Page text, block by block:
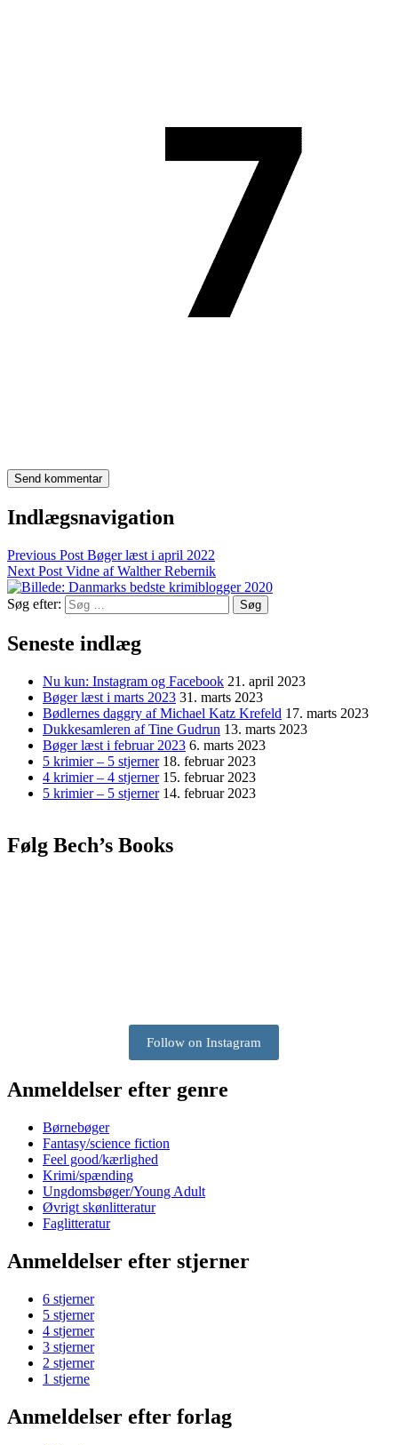
Indlægsnavigation
Previous Post Bøger læst i april 2022
Next Post Vidne af Walther Rebernik
Søg efter:
Seneste indlæg
Nu kun: Instagram og Facebook 21. april 2023
Bøger læst i marts 2023 31. marts 2023
Bødlernes daggry af Michael Katz Krefeld 17. marts 2023
Dukkesamleren af Tine Gudrun 13. marts 2023
Bøger læst i februar 2023 6. marts 2023
5 krimier – 5 stjerner 18. februar 2023
4 krimier – 4 stjerner 15. februar 2023
5 krimier – 5 stjerner 14. februar 2023
Følg Bech’s Books
Follow on Instagram
Anmeldelser efter genre
Børnebøger
Fantasy/science fiction
Feel good/kærlighed
Krimi/spænding
Ungdomsbøger/Young Adult
Øvrigt skønlitteratur
Faglitteratur
Anmeldelser efter stjerner
6 stjerner
5 stjerner
4 stjerner
3 stjerner
2 stjerner
1 stjerne
Anmeldelser efter forlag